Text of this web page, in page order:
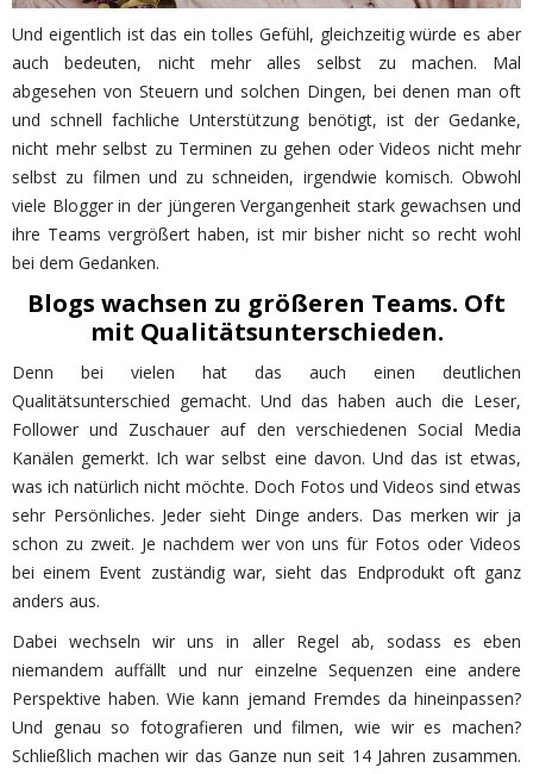
Und eigentlich ist das ein tolles Gefühl, gleichzeitig würde es aber
auch bedeuten, nicht mehr alles selbst zu machen. Mal
abgesehen von Steuern und solchen Dingen, bei denen man oft
und schnell fachliche Unterstützung benötigt, ist der Gedanke,
nicht mehr selbst zu Terminen zu gehen oder Videos nicht mehr
selbst zu filmen und zu schneiden, irgendwie komisch. Obwohl
viele Blogger in der jüngeren Vergangenheit stark gewachsen und
ihre Teams vergrößert haben, ist mir bisher nicht so recht wohl
bei dem Gedanken.
Blogs wachsen zu größeren Teams. Oft
mit Qualitätsunterschieden.
Denn bei vielen hat das auch einen deutlichen
Qualitätsunterschied gemacht. Und das haben auch die Leser,
Follower und Zuschauer auf den verschiedenen Social Media
Kanälen gemerkt. Ich war selbst eine davon. Und das ist etwas,
was ich natürlich nicht möchte. Doch Fotos und Videos sind etwas
sehr Persönliches. Jeder sieht Dinge anders. Das merken wir ja
schon zu zweit. Je nachdem wer von uns für Fotos oder Videos
bei einem Event zuständig war, sieht das Endprodukt oft ganz
anders aus.
Dabei wechseln wir uns in aller Regel ab, sodass es eben
niemandem auffällt und nur einzelne Sequenzen eine andere
Perspektive haben. Wie kann jemand Fremdes da hineinpassen?
Und genau so fotografieren und filmen, wie wir es machen?
Schließlich machen wir das Ganze nun seit 14 Jahren zusammen.